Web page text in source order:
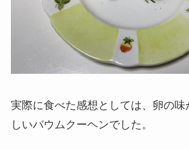
実際に食べた感想としては、卵の味
しいバウムクーヘンでした。